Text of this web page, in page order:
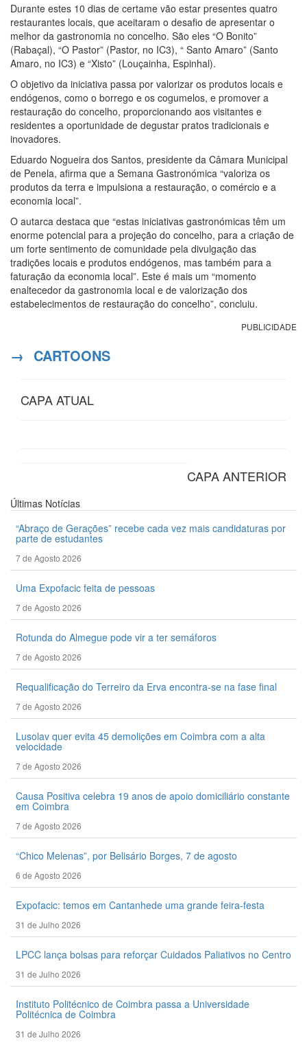
Durante estes 10 dias de certame vão estar presentes quatro
restaurantes locais, que aceitaram o desafio de apresentar o
melhor da gastronomia no concelho. São eles “O Bonito”
(Rabaçal), “O Pastor” (Pastor, no IC3), “ Santo Amaro” (Santo
Amaro, no IC3) e “Xisto” (Louçainha, Espinhal).
O objetivo da iniciativa passa por valorizar os produtos locais e
endógenos, como o borrego e os cogumelos, e promover a
restauração do concelho, proporcionando aos visitantes e
residentes a oportunidade de degustar pratos tradicionais e
inovadores.
Eduardo Nogueira dos Santos, presidente da Câmara Municipal
de Penela, afirma que a Semana Gastronómica “valoriza os
produtos da terra e impulsiona a restauração, o comércio e a
economia local”.
O autarca destaca que “estas iniciativas gastronómicas têm um
enorme potencial para a projeção do concelho, para a criação de
um forte sentimento de comunidade pela divulgação das
tradições locais e produtos endógenos, mas também para a
faturação da economia local”. Este é mais um “momento
enaltecedor da gastronomia local e de valorização dos
estabelecimentos de restauração do concelho”, concluiu.
PUBLICIDADE
→ CARTOONS
CAPA ATUAL
CAPA ANTERIOR
Últimas Notícias
“Abraço de Gerações” recebe cada vez mais candidaturas por
parte de estudantes
7 de Agosto 2026
Uma Expofacic feita de pessoas
7 de Agosto 2026
Rotunda do Almegue pode vir a ter semáforos
7 de Agosto 2026
Requalificação do Terreiro da Erva encontra-se na fase final
7 de Agosto 2026
Lusolav quer evita 45 demolições em Coimbra com a alta
velocidade
7 de Agosto 2026
Causa Positiva celebra 19 anos de apoio domiciliário constante
em Coimbra
7 de Agosto 2026
“Chico Melenas”, por Belisário Borges, 7 de agosto
6 de Agosto 2026
Expofacic: temos em Cantanhede uma grande feira-festa
31 de Julho 2026
LPCC lança bolsas para reforçar Cuidados Paliativos no Centro
31 de Julho 2026
Instituto Politécnico de Coimbra passa a Universidade
Politécnica de Coimbra
31 de Julho 2026